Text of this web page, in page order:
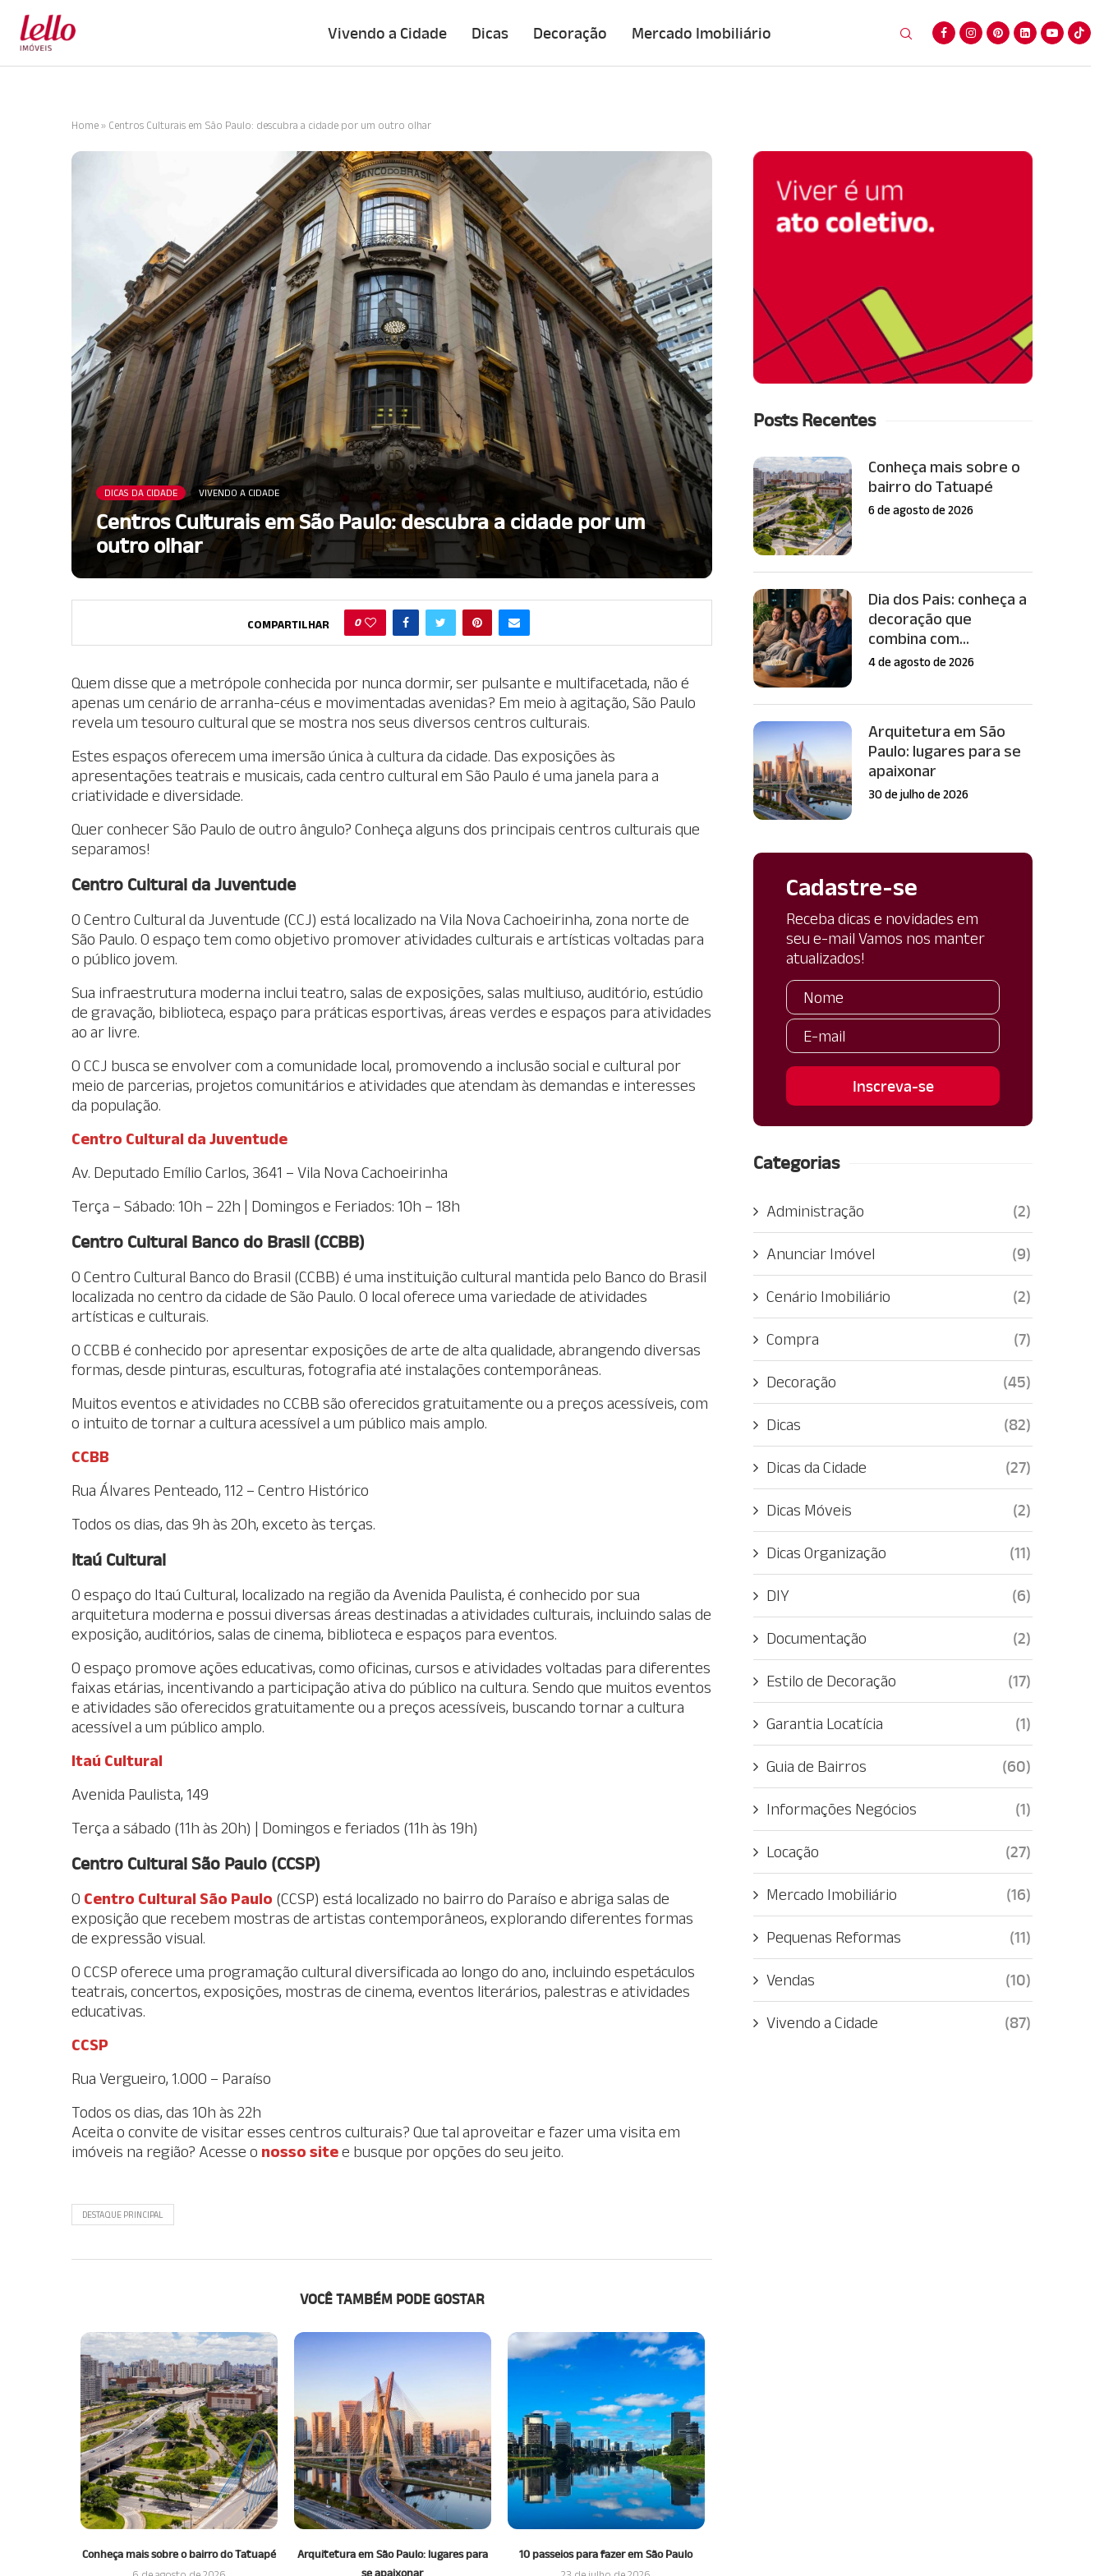
Vivendo a Cidade Dicas Decoração Mercado Imobiliário
Home » Centros Culturais em São Paulo: descubra a cidade por um outro olhar
DICAS DA CIDADE VIVENDO A CIDADE
Centros Culturais em São Paulo: descubra a cidade por um
outro olhar
COMPARTILHAR 0
Quem disse que a metrópole conhecida por nunca dormir, ser pulsante e multifacetada, não é
apenas um cenário de arranha-céus e movimentadas avenidas? Em meio à agitação, São Paulo
revela um tesouro cultural que se mostra nos seus diversos centros culturais.
Estes espaços oferecem uma imersão única à cultura da cidade. Das exposições às
apresentações teatrais e musicais, cada centro cultural em São Paulo é uma janela para a
criatividade e diversidade.
Quer conhecer São Paulo de outro ângulo? Conheça alguns dos principais centros culturais que
separamos!
Centro Cultural da Juventude
O Centro Cultural da Juventude (CCJ) está localizado na Vila Nova Cachoeirinha, zona norte de
São Paulo. O espaço tem como objetivo promover atividades culturais e artísticas voltadas para
o público jovem.
Sua infraestrutura moderna inclui teatro, salas de exposições, salas multiuso, auditório, estúdio
de gravação, biblioteca, espaço para práticas esportivas, áreas verdes e espaços para atividades
ao ar livre.
O CCJ busca se envolver com a comunidade local, promovendo a inclusão social e cultural por
meio de parcerias, projetos comunitários e atividades que atendam às demandas e interesses
da população.
Centro Cultural da Juventude
Av. Deputado Emílio Carlos, 3641 – Vila Nova Cachoeirinha
Terça – Sábado: 10h – 22h | Domingos e Feriados: 10h – 18h
Centro Cultural Banco do Brasil (CCBB)
O Centro Cultural Banco do Brasil (CCBB) é uma instituição cultural mantida pelo Banco do Brasil
localizada no centro da cidade de São Paulo. O local oferece uma variedade de atividades
artísticas e culturais.
O CCBB é conhecido por apresentar exposições de arte de alta qualidade, abrangendo diversas
formas, desde pinturas, esculturas, fotografia até instalações contemporâneas.
Muitos eventos e atividades no CCBB são oferecidos gratuitamente ou a preços acessíveis, com
o intuito de tornar a cultura acessível a um público mais amplo.
CCBB
Rua Álvares Penteado, 112 – Centro Histórico
Todos os dias, das 9h às 20h, exceto às terças.
Itaú Cultural
O espaço do Itaú Cultural, localizado na região da Avenida Paulista, é conhecido por sua
arquitetura moderna e possui diversas áreas destinadas a atividades culturais, incluindo salas de
exposição, auditórios, salas de cinema, biblioteca e espaços para eventos.
O espaço promove ações educativas, como oficinas, cursos e atividades voltadas para diferentes
faixas etárias, incentivando a participação ativa do público na cultura. Sendo que muitos eventos
e atividades são oferecidos gratuitamente ou a preços acessíveis, buscando tornar a cultura
acessível a um público amplo.
Itaú Cultural
Avenida Paulista, 149
Terça a sábado (11h às 20h) | Domingos e feriados (11h às 19h)
Centro Cultural São Paulo (CCSP)
O Centro Cultural São Paulo (CCSP) está localizado no bairro do Paraíso e abriga salas de
exposição que recebem mostras de artistas contemporâneos, explorando diferentes formas
de expressão visual.
O CCSP oferece uma programação cultural diversificada ao longo do ano, incluindo espetáculos
teatrais, concertos, exposições, mostras de cinema, eventos literários, palestras e atividades
educativas.
CCSP
Rua Vergueiro, 1.000 – Paraíso
Todos os dias, das 10h às 22h
Aceita o convite de visitar esses centros culturais? Que tal aproveitar e fazer uma visita em
imóveis na região? Acesse o nosso sitee busque por opções do seu jeito.
DESTAQUE PRINCIPAL
VOCÊ TAMBÉM PODE GOSTAR
Conheça mais sobre o bairro do Tatuapé
Arquitetura em São Paulo: lugares para
se apaixonar
10 passeios para fazer em São Paulo
Posts Recentes
Conheça mais sobre o
bairro do Tatuapé
6 de agosto de 2026
Dia dos Pais: conheça a
decoração que
combina com...
4 de agosto de 2026
Arquitetura em São
Paulo: lugares para se
apaixonar
30 de julho de 2026
Cadastre-se
Receba dicas e novidades em
seu e-mail Vamos nos manter
atualizados!
Categorias
Administração (2)
Anunciar Imóvel (9)
Cenário Imobiliário (2)
Compra (7)
Decoração (45)
Dicas (82)
Dicas da Cidade (27)
Dicas Móveis (2)
Dicas Organização (11)
DIY (6)
Documentação (2)
Estilo de Decoração (17)
Garantia Locatícia (1)
Guia de Bairros (60)
Informações Negócios (1)
Locação (27)
Mercado Imobiliário (16)
Pequenas Reformas (11)
Vendas (10)
Vivendo a Cidade (87)